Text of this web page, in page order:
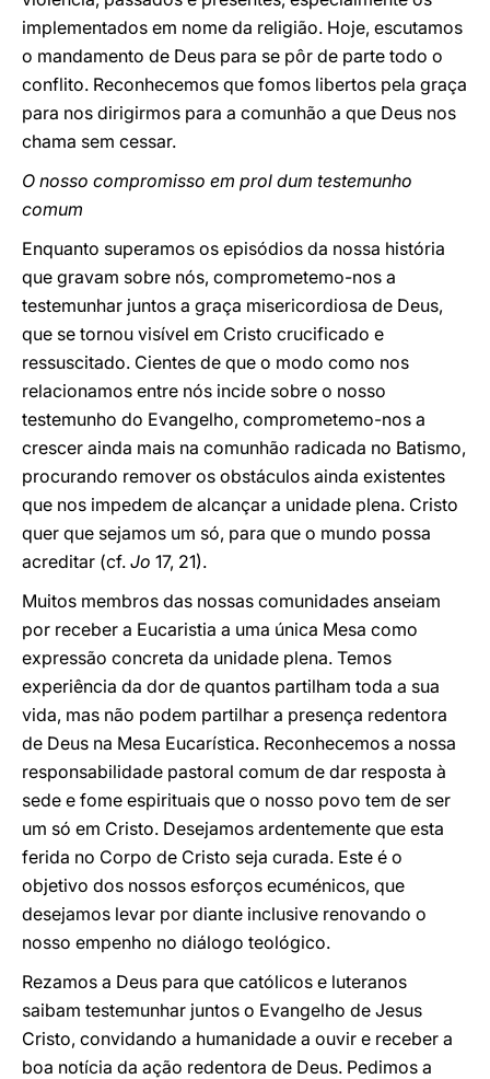
implementados em nome da religião. Hoje, escutamos
o mandamento de Deus para se pôr de parte todo o
conflito. Reconhecemos que fomos libertos pela graça
para nos dirigirmos para a comunhão a que Deus nos
chama sem cessar.
O nosso compromisso em prol dum testemunho
comum
Enquanto superamos os episódios da nossa história
que gravam sobre nós, comprometemo-nos a
testemunhar juntos a graça misericordiosa de Deus,
que se tornou visível em Cristo crucificado e
ressuscitado. Cientes de que o modo como nos
relacionamos entre nós incide sobre o nosso
testemunho do Evangelho, comprometemo-nos a
crescer ainda mais na comunhão radicada no Batismo,
procurando remover os obstáculos ainda existentes
que nos impedem de alcançar a unidade plena. Cristo
quer que sejamos um só, para que o mundo possa
acreditar (cf. Jo 17, 21).
Muitos membros das nossas comunidades anseiam
por receber a Eucaristia a uma única Mesa como
expressão concreta da unidade plena. Temos
experiência da dor de quantos partilham toda a sua
vida, mas não podem partilhar a presença redentora
de Deus na Mesa Eucarística. Reconhecemos a nossa
responsabilidade pastoral comum de dar resposta à
sede e fome espirituais que o nosso povo tem de ser
um só em Cristo. Desejamos ardentemente que esta
ferida no Corpo de Cristo seja curada. Este é o
objetivo dos nossos esforços ecuménicos, que
desejamos levar por diante inclusive renovando o
nosso empenho no diálogo teológico.
Rezamos a Deus para que católicos e luteranos
saibam testemunhar juntos o Evangelho de Jesus
Cristo, convidando a humanidade a ouvir e receber a
boa notícia da ação redentora de Deus. Pedimos a